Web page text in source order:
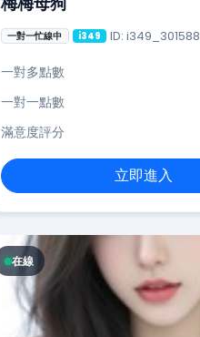
一對一忙線中 i349 ID: i349_301588
一對多點數
一對一點數
滿意度評分
立即進入
在線